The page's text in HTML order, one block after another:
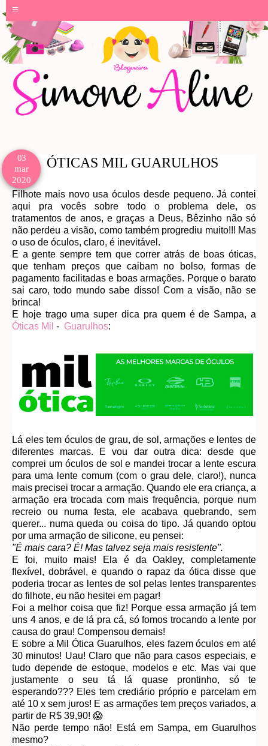
≡
03
mar
2020
ÓTICAS MIL GUARULHOS
Filhote mais novo usa óculos desde pequeno. Já contei
aqui pra vocês sobre todo o problema dele, os
tratamentos de anos, e graças a Deus, Bêzinho não só
não perdeu a visão, como também progrediu muito!!! Mas
o uso de óculos, claro, é inevitável.
E a gente sempre tem que correr atrás de boas óticas,
que tenham preços que caibam no bolso, formas de
pagamento facilitadas e boas armações. Porque o barato
sai caro, todo mundo sabe disso! Com a visão, não se
brinca!
E hoje trago uma super dica pra quem é de Sampa, a
Óticas Mil - Guarulhos:
Lá eles tem óculos de grau, de sol, armações e lentes de
diferentes marcas. E vou dar outra dica: desde que
comprei um óculos de sol e mandei trocar a lente escura
para uma lente comum (com o grau dele, claro!), nunca
mais precisei trocar a armação. Quando ele era criança, a
armação era trocada com mais frequência, porque num
recreio ou numa festa, ele acabava quebrando, sem
querer... numa queda ou coisa do tipo. Já quando optou
por uma armação de silicone, eu pensei:
"É mais cara? É! Mas talvez seja mais resistente".
E foi, muito mais! Ela é da Oakley, completamente
flexível, dobrável, e quando o rapaz da ótica disse que
poderia trocar as lentes de sol pelas lentes transparentes
do filhote, eu não hesitei em pagar!
Foi a melhor coisa que fiz! Porque essa armação já tem
uns 4 anos, e de lá pra cá, só fomos trocando a lente por
causa do grau! Compensou demais!
E sobre a Mil Ótica Guarulhos, eles fazem óculos em até
30 minutos! Uau! Claro que não para casos especiais, e
tudo depende de estoque, modelos e etc. Mas vai que
justamente o seu tá lá quase prontinho, só te
esperando??? Eles tem crediário próprio e parcelam em
até 10 x sem juros! E as armações tem preços variados, a
partir de R$ 39,90! 😱
Não perde tempo não! Está em Sampa, em Guarulhos
mesmo?